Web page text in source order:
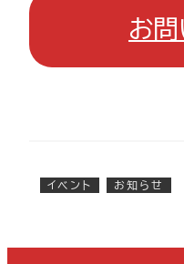
お
イベント お知らせ